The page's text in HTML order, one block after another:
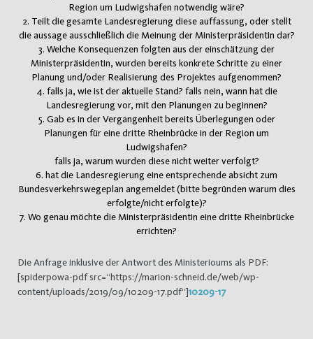
Region um Ludwigshafen notwendig wäre?
2. Teilt die gesamte Landesregierung diese auffassung, oder stellt
die aussage ausschließlich die Meinung der Ministerpräsidentin dar?
3. Welche Konsequenzen folgten aus der einschätzung der
Ministerpräsidentin, wurden bereits konkrete Schritte zu einer
Planung und/oder Realisierung des Projektes aufgenommen?
4. falls ja, wie ist der aktuelle Stand? falls nein, wann hat die
Landesregierung vor, mit den Planungen zu beginnen?
5. Gab es in der Vergangenheit bereits Überlegungen oder
Planungen für eine dritte Rheinbrücke in der Region um
Ludwigshafen?
falls ja, warum wurden diese nicht weiter verfolgt?
6. hat die Landesregierung eine entsprechende absicht zum
Bundesverkehrswegeplan angemeldet (bitte begründen warum dies
erfolgte/nicht erfolgte)?
7. Wo genau möchte die Ministerpräsidentin eine dritte Rheinbrücke
errichten?
Die Anfrage inklusive der Antwort des Ministerioums als PDF:
[spiderpowa-pdf src=“https://marion-schneid.de/web/wp-
content/uploads/2019/09/10209-17.pdf“]10209-17